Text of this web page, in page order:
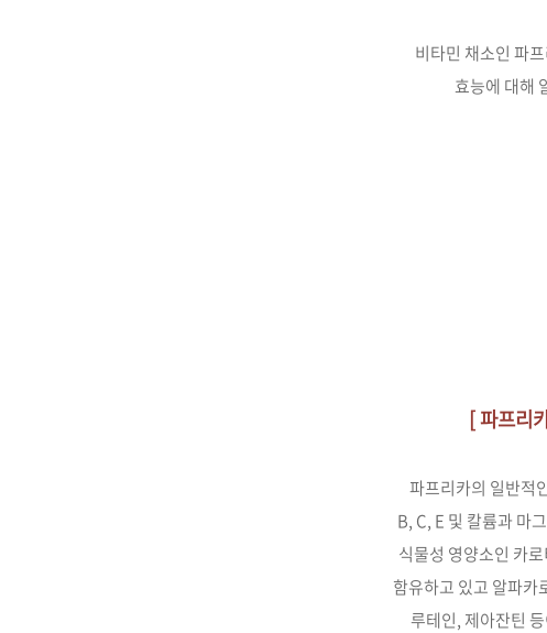
비타민 채소인 파
효능에 대해
[ 파프리
파프리카의 일반적
B, C, E 및 칼륨과 마
식물성 영양소인 카
함유하고 있고 알파카
루테인, 제아잔틴